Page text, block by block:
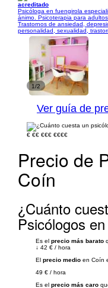
acreditado
Psicóloga en fuengirola
ánimo. Psicoterapia para
Trastornos de ansiedad,
personalidad, sexualidad,
1/2
Ver guía de
€ €€ €€€ €€€€
Precio de
Coín
¿Cuánto
Psicólogos
Es el precio más barato
↓ 42 € / hora
El precio medio en Coín
49 € / hora
Es el precio más caro